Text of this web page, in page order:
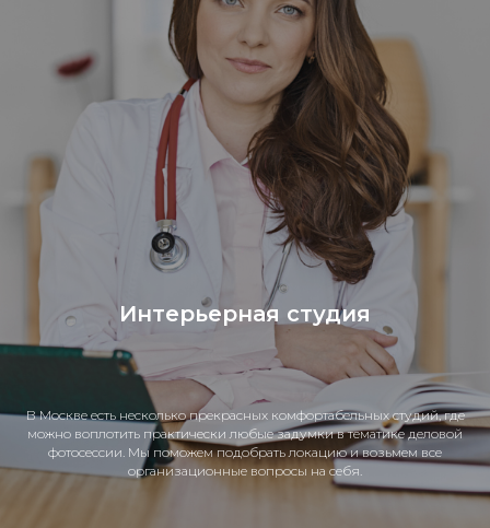
Интерьерная студия
В Москве есть несколько прекрасных комфортабельных студий, где
можно воплотить практически любые задумки в тематике деловой
фотосессии. Мы поможем подобрать локацию и возьмем все
организационные вопросы на себя.